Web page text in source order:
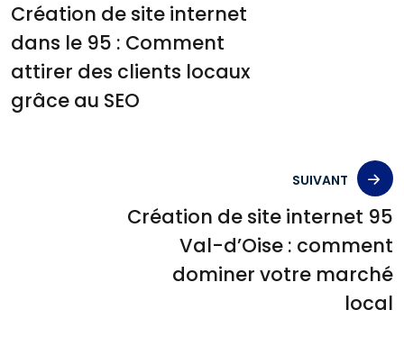
Création de site internet
dans le 95 : Comment
attirer des clients locaux
grâce au SEO
SUIVANT
Création de site internet 95
Val-d’Oise : comment
dominer votre marché
local